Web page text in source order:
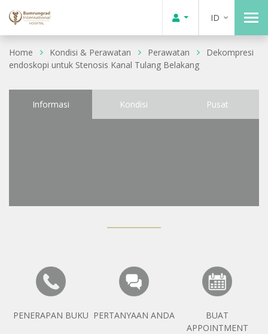
ID
Home Kondisi & Perawatan Perawatan
Dekompresi
endoskopi untuk Stenosis Kanal Tulang Belakang
Informasi Kondisi Pusat
PENERAPAN BUKU PERTANYAAN ANDA
BUAT
APPOINTMENT